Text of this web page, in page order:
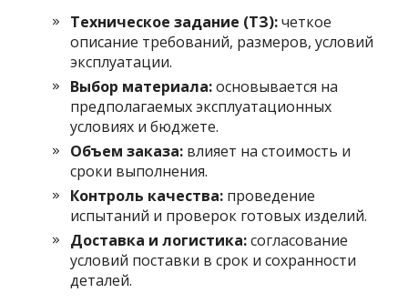
Техническое задание (ТЗ):четкое
описание требований, размеров, условий
эксплуатации.
Выбор материала:основывается на
предполагаемых эксплуатационных
условиях и бюджете.
Объем заказа: влияет на стоимость и
сроки выполнения.
Контроль качества: проведение
испытаний и проверок готовых изделий.
Доставка и логистика:согласование
условий поставки в срок и сохранности
деталей.